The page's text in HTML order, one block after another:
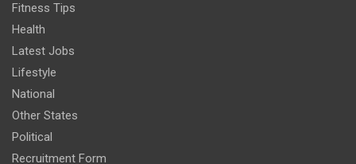
Fitness Tips
Health
Latest Jobs
Lifestyle
National
Other States
Political
Recruitment Form